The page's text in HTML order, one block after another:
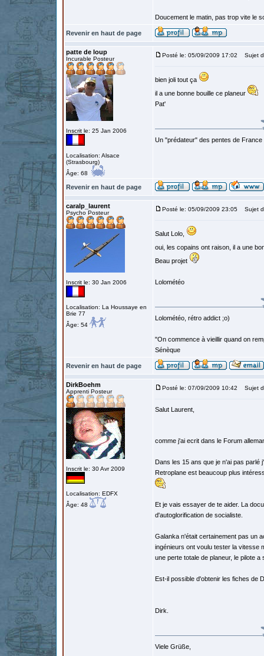
Doucement le matin, pas trop vite le
Revenir en haut de page
patte de loup
Incurable Posteur
Inscrit le: 25 Jan 2006
Localisation: Alsace
(Strasbourg)
Âge: 68
Posté le: 05/09/2009 17:02 Sujet
bien joli tout ça
il a une bonne bouille ce planeur
Pat'
Un "prédateur" des pentes de
Revenir en haut de page
caralp_laurent
Psycho Posteur
Inscrit le: 30 Jan 2006
Localisation: La Houssaye en
Brie 77
Âge: 54
Posté le: 05/09/2009 23:05 Sujet
Salut Lolo,
oui, les copains ont raison, il a une
Beau projet
Lolométéo
Lolométéo, rétro addict ;o)
"On commence à vieillir quand on
Sénèque
Revenir en haut de page
DirkBoehm
Apprenti Posteur
Inscrit le: 30 Avr 2009
Localisation: EDFX
Âge: 48
Posté le: 07/09/2009 10:42 Sujet
Salut Laurent,
comme j'ai ecrit dans le Forum
Dans les 15 ans que je n'ai pas parlé
Retroplane est beaucoup plus
Et je vais essayer de te aider. La
d'autoglorification de socialiste.
Galanka n'était certainement pas un
ingénieurs ont voulu tester la vitesse
une perte totale de planeur, le pilote
Est-il possible d'obtenir les fiches de
Dirk.
Viele Grüße,